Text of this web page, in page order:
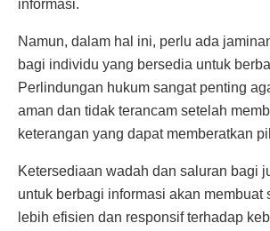
informasi.
Namun, dalam hal ini, perlu ada
bagi individu yang bersedia untuk
Perlindungan hukum sangat penting
aman dan tidak terancam setelah
keterangan yang dapat memberatkan
Ketersediaan wadah dan saluran bagi
untuk berbagi informasi akan membuat
lebih efisien dan responsif terhadap